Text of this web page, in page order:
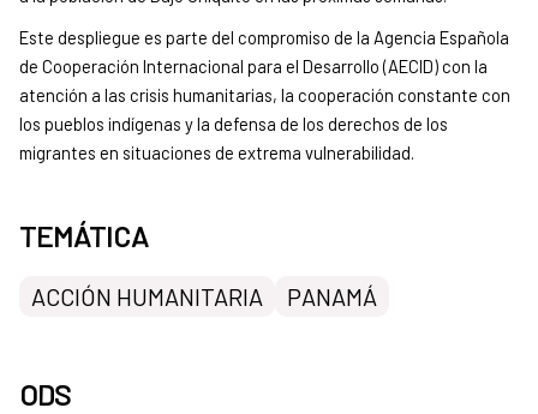
Este despliegue es parte del compromiso de la Agencia Española
de Cooperación Internacional para el Desarrollo (AECID) con la
atención a las crisis humanitarias, la cooperación constante con
los pueblos indígenas y la defensa de los derechos de los
migrantes en situaciones de extrema vulnerabilidad.
TEMÁTICA
ACCIÓN HUMANITARIA PANAMÁ
ODS